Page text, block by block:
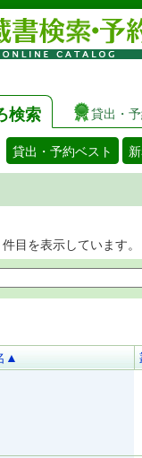
検索 貸出・
貸出・予約ベスト
目を表示しています。
▲